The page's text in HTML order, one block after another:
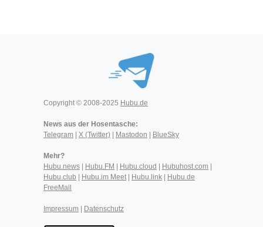
Copyright © 2008-2025 Hubu.de
News aus der Hosentasche:
Telegram
X (Twitter) Mastodon BlueSky
Mehr?
Hubu.news
Hubu.FM Hubu.cloud Hubuhost.com
Hubu.club
Hubu.im Meet| Hubu.link
Hubu.de
FreeMail
Impressum Datenschutz